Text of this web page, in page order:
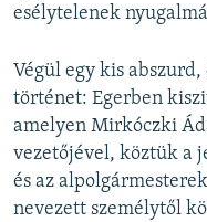
esélytelenek
Végül egy kis
történet: Egerben
amelyen Mirkóczki
vezetőjével, köztük a
és az
nevezett személytől